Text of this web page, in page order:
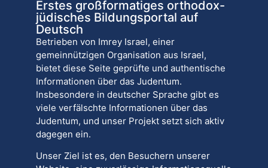
Erstes großformatiges orthodox-
jüdisches Bildungsportal auf
Deutsch
Betrieben von Imrey Israel, einer
gemeinnützigen Organisation aus Israel,
bietet diese Seite geprüfte und authentische
Informationen über das Judentum.
Insbesondere in deutscher Sprache gibt es
viele verfälschte Informationen über das
Judentum, und unser Projekt setzt sich aktiv
dagegen ein.
Unser Ziel ist es, den Besuchern unserer